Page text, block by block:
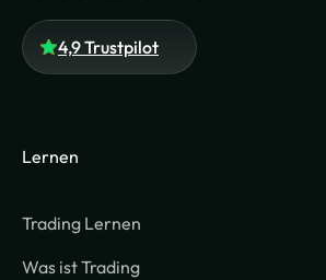
4,9 Trustpilot
Lernen
Trading Lernen
Was ist Trading